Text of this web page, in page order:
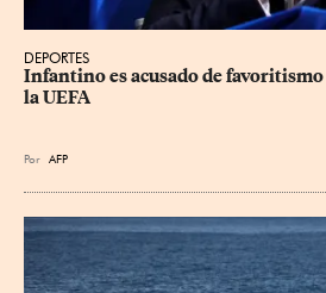
DEPORTES
Infantino es acusado de
la UEFA
Por AFP